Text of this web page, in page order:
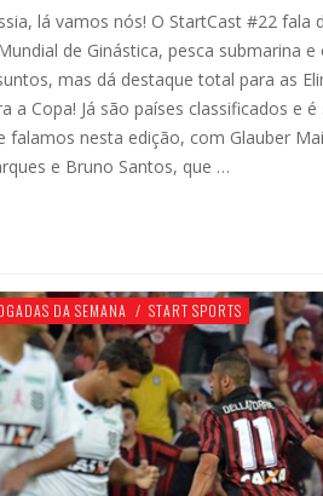
lá vamos nós! O StartCast #22 fala
de Ginástica, pesca submarina e
mas dá destaque total para as
a Copa! Já são países classificados e
falamos nesta edição, com Glauber
e Bruno Santos, que …
DA SEMANA / START SPORTS